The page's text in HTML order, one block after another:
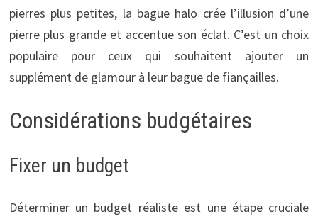
pierres plus petites, la bague halo crée l’illusion d’une
pierre plus grande et accentue son éclat. C’est un choix
populaire pour ceux qui souhaitent ajouter un
supplément de glamour à leur bague de fiançailles.
Considérations budgétaires
Fixer un budget
Déterminer un budget réaliste est une étape cruciale